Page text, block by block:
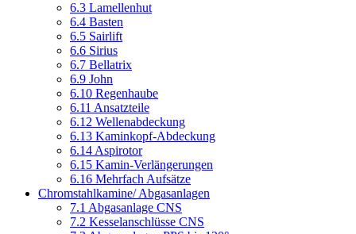
6.3 Lamellenhut
6.4 Basten
6.5 Sairlift
6.6 Sirius
6.7 Bellatrix
6.9 John
6.10 Regenhaube
6.11 Ansatzteile
6.12 Wellenabdeckung
6.13 Kaminkopf-Abdeckung
6.14 Aspirotor
6.15 Kamin-Verlängerungen
6.16 Mehrfach Aufsätze
Chromstahlkamine/ Abgasanlagen
7.1 Abgasanlage CNS
7.2 Kesselanschlüsse CNS